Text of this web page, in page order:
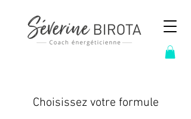
Choisissez votre formule